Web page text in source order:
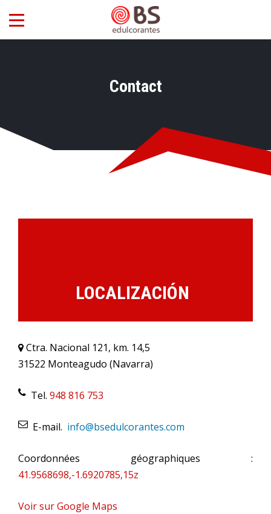
Contact
LOCALIZACIÓN
Ctra. Nacional 121, km. 14,5
31522 Monteagudo (Navarra)
Tel. 948 816 753
E-mail. info@bsedulcorantes.com
Coordonnées géographiques :
41.9568698,-1.6920785,15z
Voir sur Google Maps